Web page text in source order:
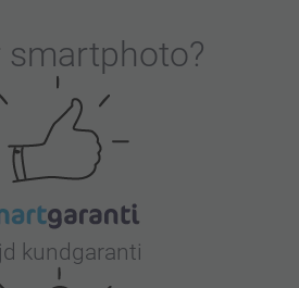
smartphoto?
kundgaranti